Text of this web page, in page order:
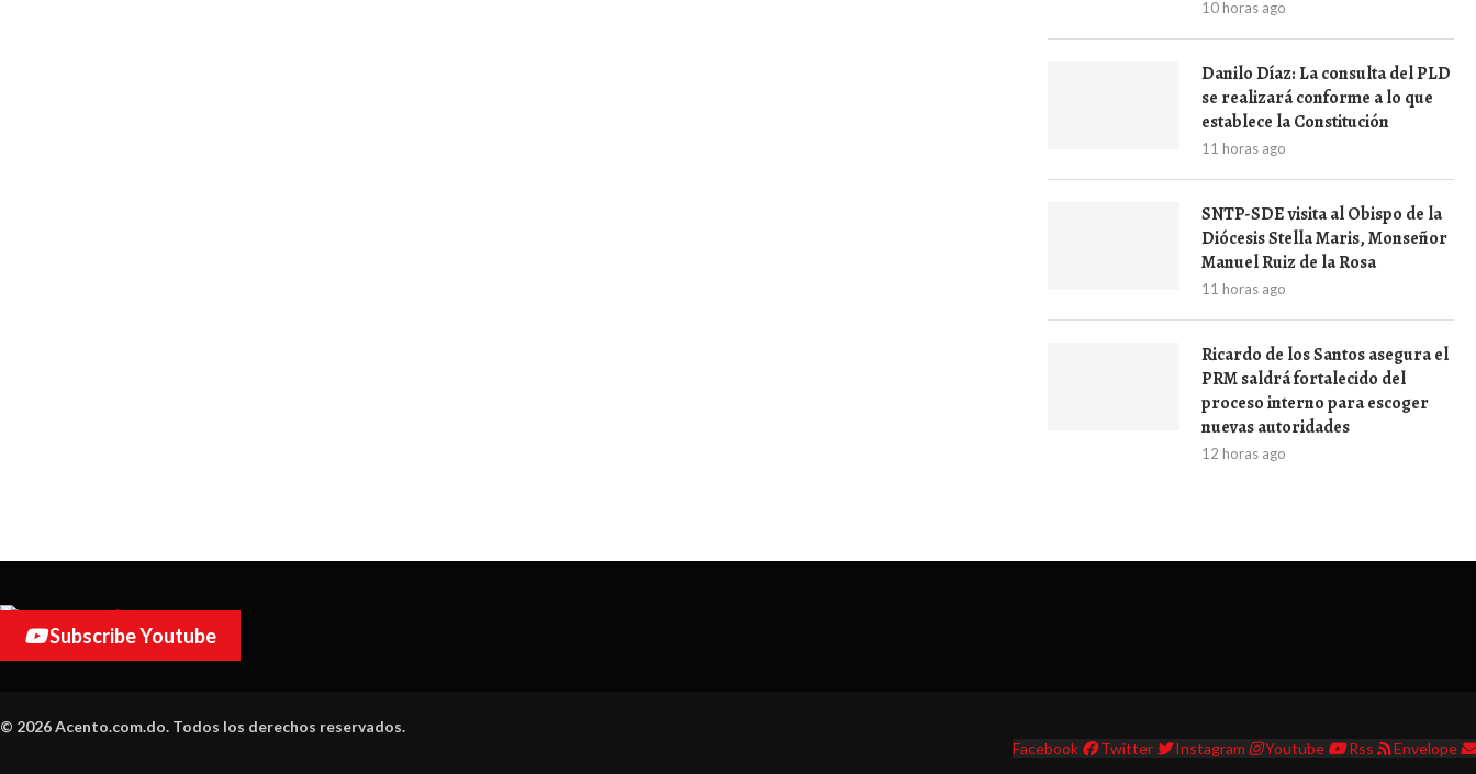
10 horas ago
Danilo Díaz: La consulta del PLD
se realizará conforme a lo que
establece la Constitución
11 horas ago
SNTP-SDE visita al Obispo de la
Diócesis Stella Maris, Monseñor
Manuel Ruiz de la Rosa
11 horas ago
Ricardo de los Santos asegura el
PRM saldrá fortalecido del
proceso interno para escoger
nuevas autoridades
12 horas ago
Subscribe Youtube
© 2026 Acento.com.do. Todos los derechos reservados.
Facebook
Twitter Instagram Youtube Rss Envelope